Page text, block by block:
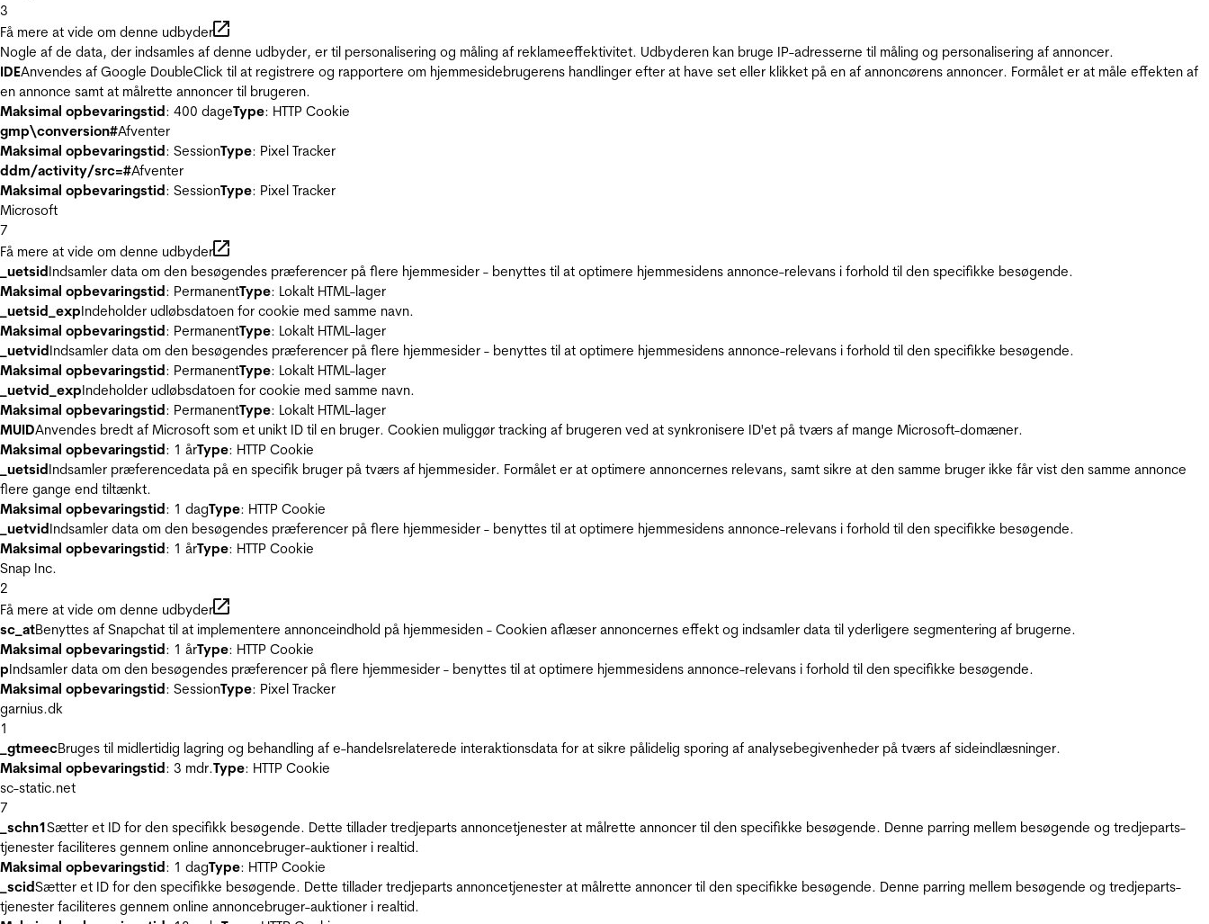
3
Få mere at vide om denne udbyder
Nogle af de data, der indsamles af denne udbyder, er til personalisering og måling af reklameeffektivitet. Udbyderen kan bruge IP-adresserne til måling og personalisering af annoncer.
IDEAnvendes af Google DoubleClick til at registrere og rapportere om hjemmesidebrugerens handlinger efter at have set eller klikket på en af annoncørens annoncer. Formålet er at måle effekten af
en annonce samt at målrette annoncer til brugeren.
Maksimal opbevaringstid: 400 dageType: HTTP Cookie
gmp\conversion#Afventer
Maksimal opbevaringstid: SessionType: Pixel Tracker
ddm/activity/src=#Afventer
Maksimal opbevaringstid: SessionType: Pixel Tracker
Microsoft
7
Få mere at vide om denne udbyder
_uetsidIndsamler data om den besøgendes præferencer på flere hjemmesider - benyttes til at optimere hjemmesidens annonce-relevans i forhold til den specifikke besøgende.
Maksimal opbevaringstid: PermanentType: Lokalt HTML-lager
_uetsid_expIndeholder udløbsdatoen for cookie med samme navn.
Maksimal opbevaringstid: PermanentType: Lokalt HTML-lager
_uetvidIndsamler data om den besøgendes præferencer på flere hjemmesider - benyttes til at optimere hjemmesidens annonce-relevans i forhold til den specifikke besøgende.
Maksimal opbevaringstid: PermanentType: Lokalt HTML-lager
_uetvid_expIndeholder udløbsdatoen for cookie med samme navn.
Maksimal opbevaringstid: PermanentType: Lokalt HTML-lager
MUIDAnvendes bredt af Microsoft som et unikt ID til en bruger. Cookien muliggør tracking af brugeren ved at synkronisere ID'et på tværs af mange Microsoft-domæner.
Maksimal opbevaringstid: 1 årType: HTTP Cookie
_uetsidIndsamler præferencedata på en specifik bruger på tværs af hjemmesider. Formålet er at optimere annoncernes relevans, samt sikre at den samme bruger ikke får vist den samme annonce
flere gange end tiltænkt.
Maksimal opbevaringstid: 1 dagType: HTTP Cookie
_uetvidIndsamler data om den besøgendes præferencer på flere hjemmesider - benyttes til at optimere hjemmesidens annonce-relevans i forhold til den specifikke besøgende.
Maksimal opbevaringstid: 1 årType: HTTP Cookie
Snap Inc.
2
Få mere at vide om denne udbyder
sc_atBenyttes af Snapchat til at implementere annonceindhold på hjemmesiden - Cookien aflæser annoncernes effekt og indsamler data til yderligere segmentering af brugerne.
Maksimal opbevaringstid: 1 årType: HTTP Cookie
pIndsamler data om den besøgendes præferencer på flere hjemmesider - benyttes til at optimere hjemmesidens annonce-relevans i forhold til den specifikke besøgende.
Maksimal opbevaringstid: SessionType: Pixel Tracker
garnius.dk
1
_gtmeecBruges til midlertidig lagring og behandling af e-handelsrelaterede interaktionsdata for at sikre pålidelig sporing af analysebegivenheder på tværs af sideindlæsninger.
Maksimal opbevaringstid: 3 mdr.Type: HTTP Cookie
sc-static.net
7
_schn1Sætter et ID for den specifikk besøgende. Dette tillader tredjeparts annoncetjenester at målrette annoncer til den specifikke besøgende. Denne parring mellem besøgende og tredjeparts-
tjenester faciliteres gennem online annoncebruger-auktioner i realtid.
Maksimal opbevaringstid: 1 dagType: HTTP Cookie
_scidSætter et ID for den specifikke besøgende. Dette tillader tredjeparts annoncetjenester at målrette annoncer til den specifikke besøgende. Denne parring mellem besøgende og tredjeparts-
tjenester faciliteres gennem online annoncebruger-auktioner i realtid.